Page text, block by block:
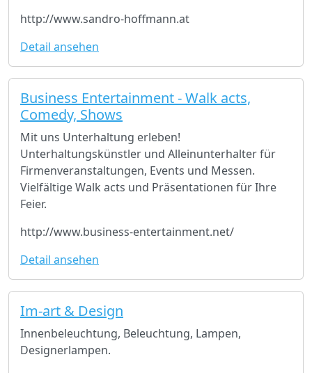
http://www.sandro-hoffmann.at
Detail ansehen
Business Entertainment - Walk acts,
Comedy, Shows
Mit uns Unterhaltung erleben!
Unterhaltungskünstler und Alleinunterhalter für
Firmenveranstaltungen, Events und Messen.
Vielfältige Walk acts und Präsentationen für Ihre
Feier.
http://www.business-entertainment.net/
Detail ansehen
Im-art & Design
Innenbeleuchtung, Beleuchtung, Lampen,
Designerlampen.